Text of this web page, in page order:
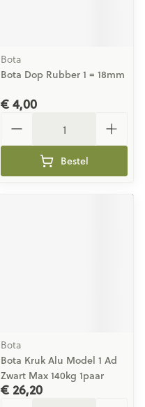
Bota
Bota Dop Rubber 1 = 18mm
€ 4,00
Bestel
Bota
Bota Kruk Alu Model 1 Ad
Zwart Max 140kg 1paar
€ 26,20